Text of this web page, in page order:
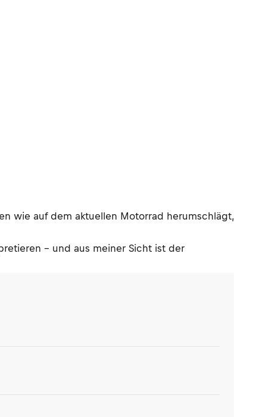
wie auf dem aktuellen Motorrad herumschlägt,
– und aus meiner Sicht ist der